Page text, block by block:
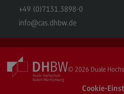
Berufsperspektiven
Kontakt
Informatik
Informatik
Profil-O-Mat Informatik
+49 (0)7131.3898-0
info@cas.dhbw.de
© 2026 Duale
Cookie-